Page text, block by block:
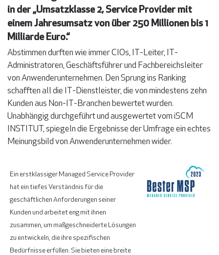
in der „Umsatzklasse 2, Service Provider mit
einem Jahresumsatz von über 250 Millionen bis 1
Milliarde Euro.“
Abstimmen durften wie immer CIOs, IT-Leiter, IT-
Administratoren, Geschäftsführer und Fachbereichsleiter
von Anwenderunternehmen. Den Sprung ins Ranking
schafften all die IT-Dienstleister, die von mindestens zehn
Kunden aus Non-IT-Branchen bewertet wurden.
Unabhängig durchgeführt und ausgewertet vom iSCM
INSTITUT, spiegeln die Ergebnisse der Umfrage ein echtes
Meinungsbild von Anwenderunternehmen wider.
Ein erstklassiger Managed Service Provider
hat ein tiefes Verständnis für die
geschäftlichen Anforderungen seiner
Kunden und arbeitet eng mit ihnen
zusammen, um maßgeschneiderte Lösungen
zu entwickeln, die ihre spezifischen
Bedürfnisse erfüllen. Sie bieten eine breite